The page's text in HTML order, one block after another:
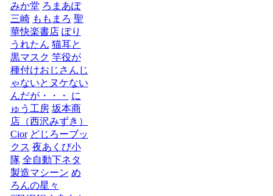
みか堂 ろまあぽ
三崎 ももまろ 聖
華快楽書店 ぽり
うれたん 猫耳と
黒マスク 竿役が
種付けおじさんじ
ゃないとヌケない
んだが・・・
に
ゅう工房 坂本商
店（西沢みずき）
Cior どじろーブッ
クス 夜あくび小
隊 全自動下ネタ
製造マシーン め
ろんの星々